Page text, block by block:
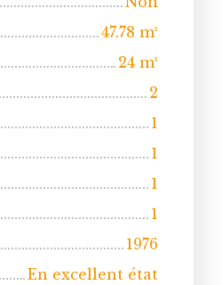
47.78 m²
24 m²
2
1
1
1
1
1976
En excellent état